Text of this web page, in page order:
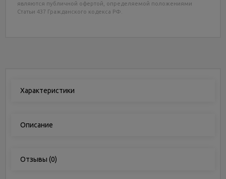
являются публичной офертой, определяемой положениями
Статьи 437 Гражданского кодекса РФ.
Характеристики
Описание
Отзывы (0)